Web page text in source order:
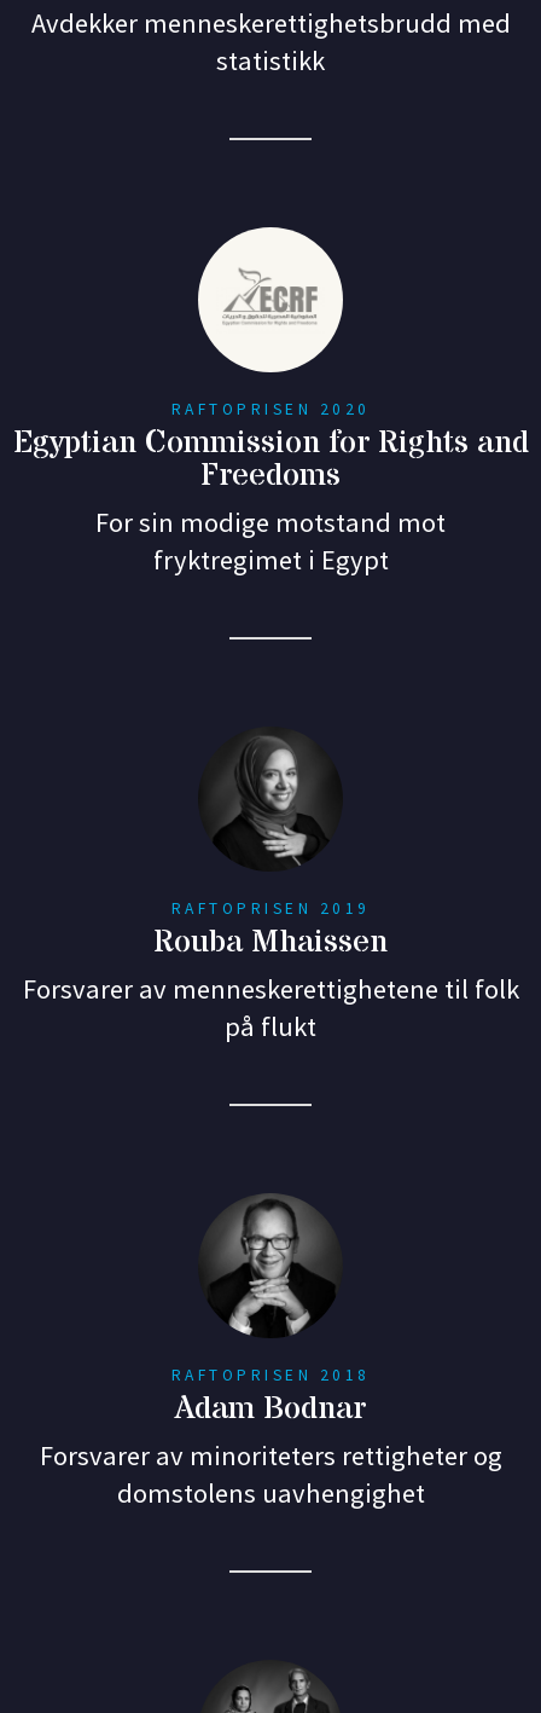
Avdekker menneskerettighetsbrudd med
statistikk
RAFTOPRISEN 2020
Egyptian Commission for Rights and
Freedoms
For sin modige motstand mot
fryktregimet i Egypt
RAFTOPRISEN 2019
Rouba Mhaissen
Forsvarer av menneskerettighetene til folk
på flukt
RAFTOPRISEN 2018
Adam Bodnar
Forsvarer av minoriteters rettigheter og
domstolens uavhengighet